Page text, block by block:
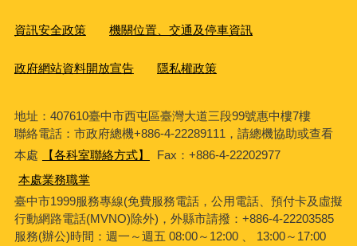
資訊安全政策 機關位置、交通及停車資訊
政府網站資料開放宣告 隱私權政策
地址：407610臺中市西屯區臺灣大道三段99號惠中樓7樓
聯絡電話：市政府總機+886-4-22289111，請總機協助或查看
本處
【各科室聯絡方式】
Fax：+886-4-22202977
本處業務職掌
臺中市1999服務專線(免費服務電話，公用電話、預付卡及虛擬
行動網路電話(MVNO)除外)，外縣市請撥：+886-4-22203585
服務(辦公)時間：週一～週五 08:00～12:00 、 13:00～17:00